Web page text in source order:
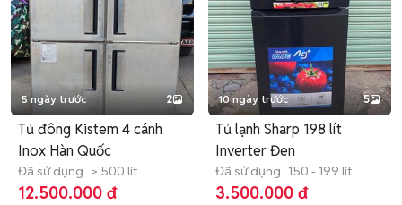
5 ngày trước 2
Tủ đông Kistem 4 cánh
Inox Hàn Quốc
Đã sử dụng > 500 lít
12.500.000 đ
10 ngày trước 5
Tủ lạnh Sharp 198 lít
Inverter Đen
Đã sử dụng 150 - 199 lít
3.500.000 đ